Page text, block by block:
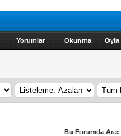
Yorumlar Okunma Oyla
Bu Forumda Ara: